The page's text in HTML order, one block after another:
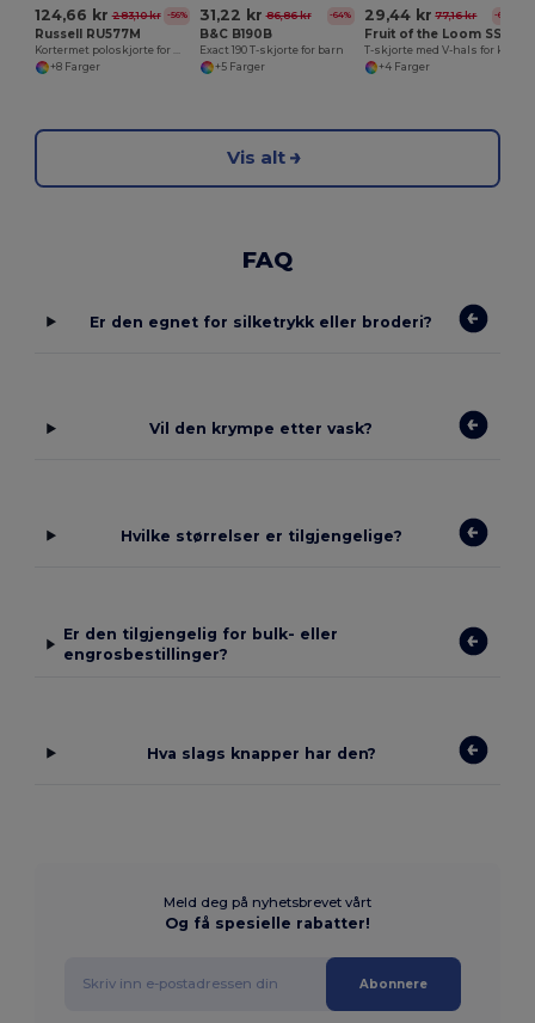
124,66 kr 283,10 kr -56%
Russell RU577M
+8 Farger
31,22 kr 86,86 kr -64%
B&C B190B
Exact 190 T-skjorte for barn
+5 Farger
29,44 kr 77,16 kr -62%
+4 Farger
Vis alt
FAQ
Er den egnet for silketrykk eller broderi?
Vil den krympe etter vask?
Hvilke størrelser er tilgjengelige?
Er den tilgjengelig for bulk- eller
engrosbestillinger?
Hva slags knapper har den?
Meld deg på nyhetsbrevet vårt
Og få spesielle rabatter!
Abonnere